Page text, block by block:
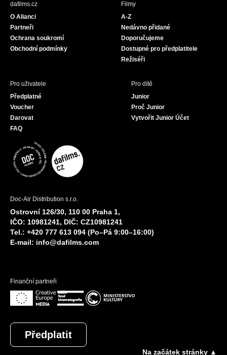
dafilms.cz
O Alianci
Partneři
Ochrana soukromí
Obchodní podmínky
Filmy
A-Z
Nedávno přidané
Doporučujeme
Dostupné pro předplatitele
Režiséři
Pro uživatele
Předplatné
Voucher
Darovat
FAQ
Pro dítě
Junior
Proč Junior
Vytvořit Junior Účet
Doc-Air Distribution s.r.o.
Ostrovní 126/30, 110 00 Praha 1,
IČO: 10981241, DIČ: CZ10981241
Tel.: +420 777 613 094 (Po–Pá 9:00–16:00)
E-mail: info@dafilms.com
Finanční partneři
Předplatit
Na začátek stránky ▲